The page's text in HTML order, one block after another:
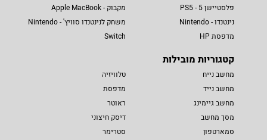
פלסטיישן 5 - PS5
נינטנדו - Nintendo
מדפסת HP
מקבוק - Apple MacBook
משחק לנינטנדו סוויץ' - Nintendo
Switch
קטגוריות מובילות
מחשב נייח
מחשב נייד
מחשב גיימינג
מסך מחשב
סמארטפון
טלוויזיה
מדפסת
ראוטר
דיסק חיצוני
סטרימר